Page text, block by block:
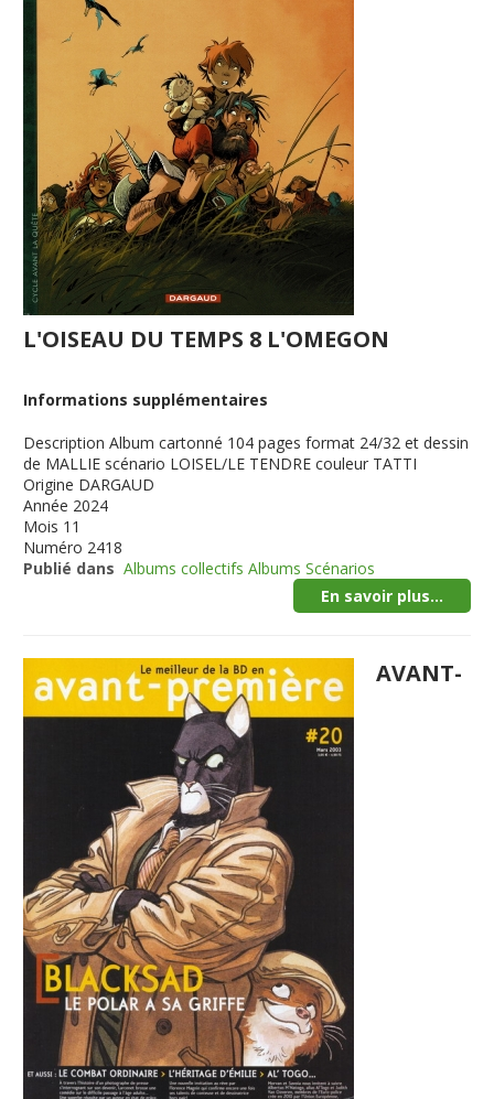
L'OISEAU DU TEMPS 8 L'OMEGON
Informations supplémentaires
Description Album cartonné 104 pages format 24/32 et dessin
de MALLIE scénario LOISEL/LE TENDRE couleur TATTI
Origine DARGAUD
Année 2024
Mois 11
Numéro 2418
Publié dans Albums collectifs Albums Scénarios
En savoir plus...
AVANT-